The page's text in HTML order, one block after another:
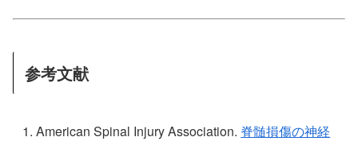
参考文献
American Spinal Injury Association. 脊髄損傷の神経